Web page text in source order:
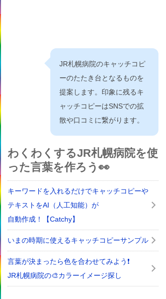
JR札幌病院のキャッチコピ
ーのたたき台となるものを
提案します。印象に残るキ
ャッチコピーはSNSでの拡
散や口コミに繋がります。
わくわくするJR札幌病院を使
った言葉を作ろう👀
キーワードを入れるだけでキャッチコピーや
テキストをAI（人工知能）が
自動作成！【Catchy】
いまの時期に使えるキャッチコピーサンプル
言葉が決まったら色を合わせてみよう❗
JR札幌病院の🎨カラーイメージ探し